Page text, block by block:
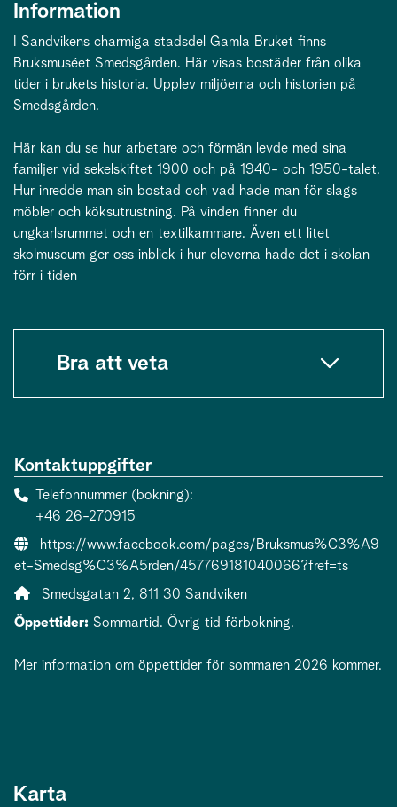
Information
I Sandvikens charmiga stadsdel Gamla Bruket finns
Bruksmuséet Smedsgården. Här visas bostäder från olika
tider i brukets historia. Upplev miljöerna och historien på
Smedsgården.
Här kan du se hur arbetare och förmän levde med sina
familjer vid sekelskiftet 1900 och på 1940- och 1950-talet.
Hur inredde man sin bostad och vad hade man för slags
möbler och köksutrustning. På vinden finner du
ungkarlsrummet och en textilkammare. Även ett litet
skolmuseum ger oss inblick i hur eleverna hade det i skolan
förr i tiden
Bra att veta
Kontaktuppgifter
Telefonnummer (bokning)
+46 26-270915
Webbsida:
https://www.facebook.com/pages/Bruksmus%C3%A9
et-Smedsg%C3%A5rden/457769181040066?fref=ts
Adress:
Smedsgatan 2, 811 30 Sandviken
Öppettider: Sommartid. Övrig tid förbokning.
Mer information om öppettider för sommaren 2026 kommer.
Karta